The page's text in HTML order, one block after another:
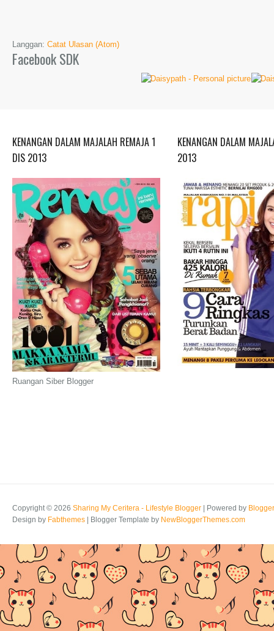
Langgan: Catat Ulasan (Atom)
Facebook SDK
KENANGAN DALAM MAJALAH REMAJA 1
DIS 2013
Ruangan Siber Blogger
KENANGAN DALAM
2013
Copyright © 2026 Sharing My Ceritera - Lifestyle Blogger | Powered by Blogger
Design by Fabthemes | Blogger Template by NewBloggerThemes.com